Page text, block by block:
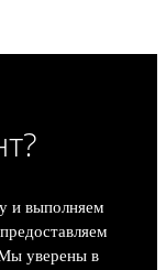
и выполняем
уверены в